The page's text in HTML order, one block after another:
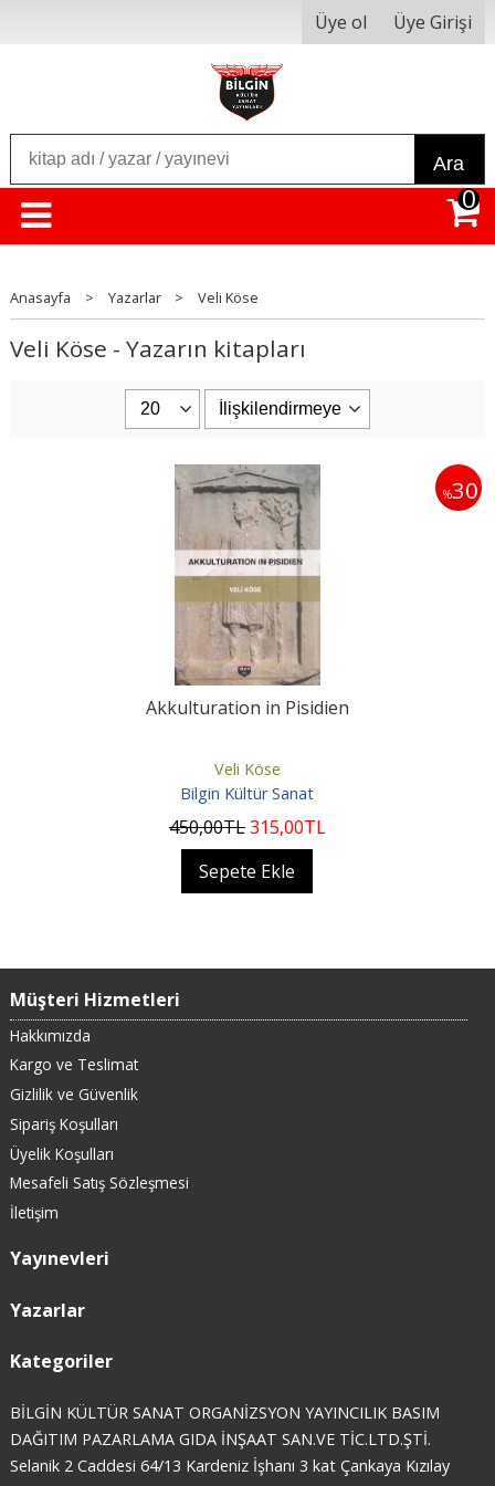
Üye ol Üye Girişi
Ara
0
Anasayfa > Yazarlar > Veli Köse
Veli Köse - Yazarın kitapları
%30
Akkulturation in Pisidien
Veli Köse
Bilgin Kültür Sanat
450,00TL315,00TL
Sepete Ekle
Müşteri Hizmetleri
Hakkımızda
Kargo ve Teslimat
Gizlilik ve Güvenlik
Sipariş Koşulları
Üyelik Koşulları
Mesafeli Satış Sözleşmesi
İletişim
Yayınevleri
Yazarlar
Kategoriler
BİLGİN KÜLTÜR SANAT ORGANİZSYON YAYINCILIK BASIM
DAĞITIM PAZARLAMA GIDA İNŞAAT SAN.VE TİC.LTD.ŞTİ.
Selanik 2 Caddesi 64/13 Kardeniz İşhanı 3 kat Çankaya Kızılay